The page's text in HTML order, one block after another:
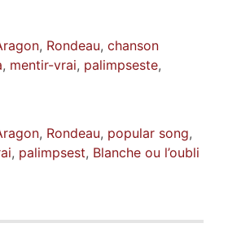
, Rondeau, chanson
, mentir-vrai, palimpseste,
, Rondeau, popular song,
, palimpsest, Blanche ou l’oubli